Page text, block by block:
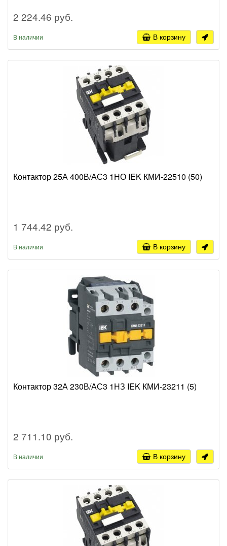
2 224.46 руб.
В наличии В корзину
Контактор 25А 400В/АС3 1НО IEK КМИ-22510 (50)
1 744.42 руб.
В наличии В корзину
Контактор 32А 230В/АС3 1НЗ IEK КМИ-23211 (5)
2 711.10 руб.
В наличии В корзину